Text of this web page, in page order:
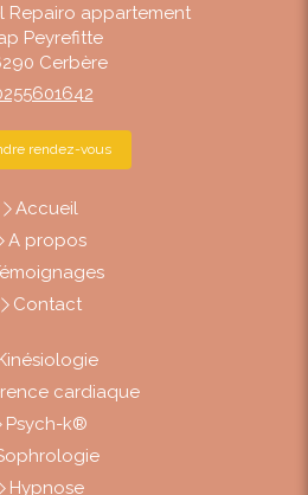
Repairo appartement
Peyrefitte
Cerbère
rendez-vous
Accueil
A propos
Contact
cardiaque
Psych-k®
Hypnose